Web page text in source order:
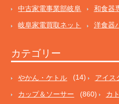
中古家電事業部岐阜 和食器
岐阜家電買取ネット 洋食器
カテゴリー
やかん・ケトル (14) アイス
カップ＆ソーサー (860) カ